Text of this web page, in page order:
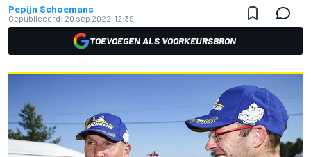
Pepijn Schoemans
Gepubliceerd: 20 sep 2022, 12:39
TOEVOEGEN ALS VOORKEURSBRON